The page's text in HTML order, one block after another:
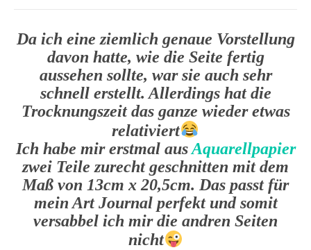
Da ich eine ziemlich genaue Vorstellung
davon hatte, wie die Seite fertig
aussehen sollte, war sie auch sehr
schnell erstellt. Allerdings hat die
Trocknungszeit das ganze wieder etwas
relativiert
Ich habe mir erstmal ausAquarellpapier
zwei Teile zurecht geschnitten mit dem
Maß von 13cm x 20,5cm. Das passt für
mein Art Journal perfekt und somit
versabbel ich mir die andren Seiten
nicht